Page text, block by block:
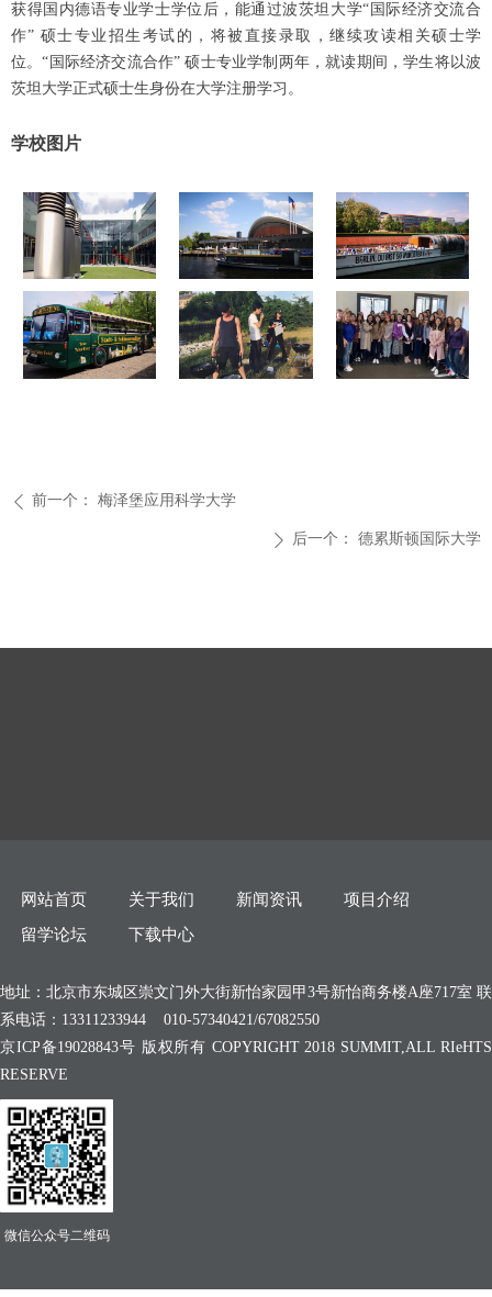
获得国内德语专业学士学位后，能通过波茨坦大学“国际经济交流合
作” 硕士专业招生考试的，将被直接录取，继续攻读相关硕士学
位。“国际经济交流合作” 硕士专业学制两年，就读期间，学生将以波
茨坦大学正式硕士生身份在大学注册学习。
学校图片
ꄴ 前一个： 梅泽堡应用科学大学
ꄲ 后一个： 德累斯顿国际大学
网站首页 关于我们 新闻资讯
项目介绍
留学论坛
下载中心
地址：北京市东城区崇文门外大街新怡家园甲3号新怡商务楼A座717室 联
系电话：13311233944 010-57340421/67082550
京ICP备19028843号 版权所有 COPYRIGHT 2018 SUMMIT,ALL RIeHTS
RESERVE
微信公众号二维码